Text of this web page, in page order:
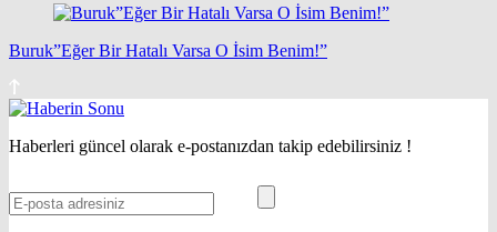
Buruk”Eğer Bir Hatalı Varsa O İsim Benim!”
Haberleri güncel olarak e-postanızdan takip edebilirsiniz !